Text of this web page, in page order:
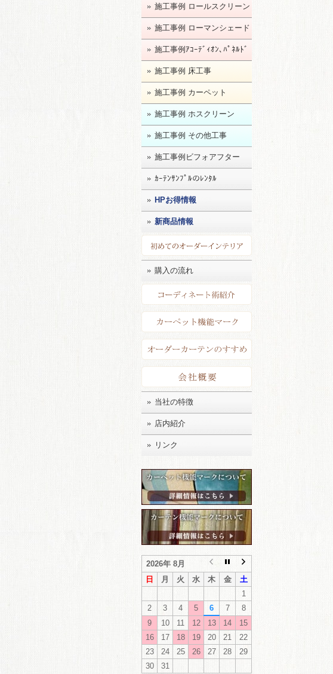
ﾄﾞ 施工事例 ロールスクリーン
施工事例 ローマンシェード
施工事例ｱｺｰﾃﾞｨｵﾝ､ﾊﾟﾈﾙﾄﾞ
施工事例 床工事
施工事例 カーペット
施工事例 ホスクリーン
施工事例 その他工事
施工事例ビフォアフター
ｶｰﾃﾝｻﾝﾌﾟﾙのﾚﾝﾀﾙ
HPお得情報
新商品情報
購入の流れ
当社の特徴
店内紹介
リンク
2026年 8月
日
月 火 水 木 金
土
1
2
3 4 5 6 7
8
9
10 11 12 13 14
15
16
17 18 19 20 21
22
23
24 25 26 27 28
29
30
31